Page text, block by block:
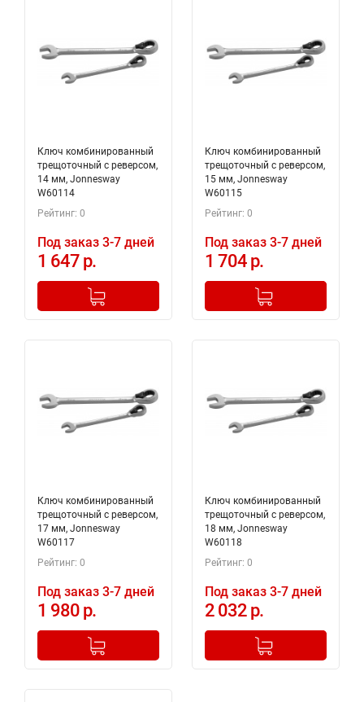
Ключ комбинированный
трещоточный с реверсом,
14 мм, Jonnesway
W60114
Рейтинг: 0
Под заказ 3-7 дней
1 647 р.
+
Добавлено в корзину
Ключ комбинированный
трещоточный с реверсом,
15 мм, Jonnesway
W60115
Рейтинг: 0
Под заказ 3-7 дней
1 704 р.
+
Добавлено в корзину
Ключ комбинированный
трещоточный с реверсом,
17 мм, Jonnesway
W60117
Рейтинг: 0
Под заказ 3-7 дней
1 980 р.
+
Добавлено в корзину
Ключ комбинированный
трещоточный с реверсом,
18 мм, Jonnesway
W60118
Рейтинг: 0
Под заказ 3-7 дней
2 032 р.
+
Добавлено в корзину